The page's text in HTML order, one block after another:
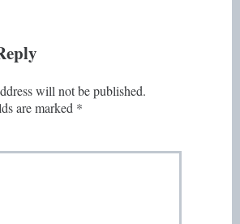
will not be published.
are marked *